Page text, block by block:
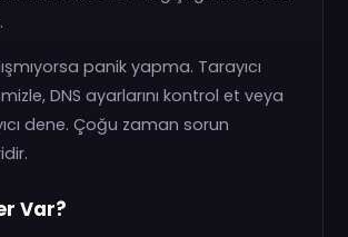
panik yapma. Tarayıcı
DNS ayarlarını kontrol et veya
dene. Çoğu zaman sorun
Var?